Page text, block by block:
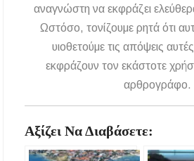
αναγνώστη να εκφράζει
Ωστόσο, τονίζουμε ρητά ότι
υιοθετούμε τις απόψεις
εκφράζουν τον εκάστοτε
αρθρογράφο.
Αξίζει Να Διαβάσετε: